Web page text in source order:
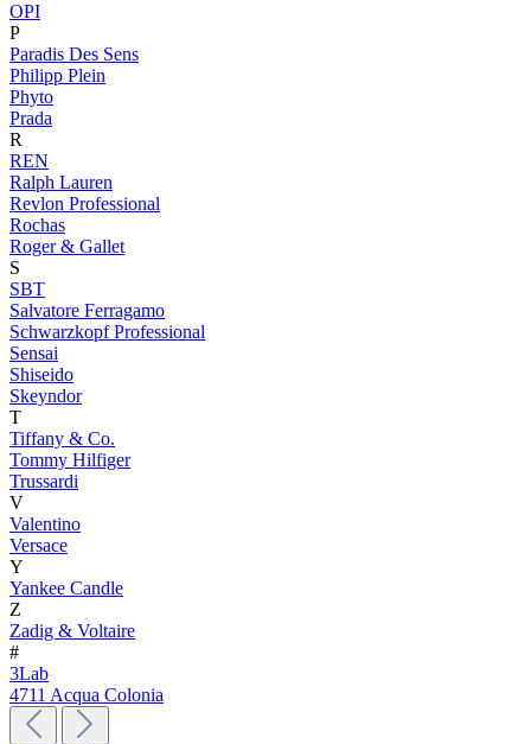
OPI
P
Paradis Des Sens
Philipp Plein
Phyto
Prada
R
REN
Ralph Lauren
Revlon Professional
Rochas
Roger & Gallet
S
SBT
Salvatore Ferragamo
Schwarzkopf Professional
Sensai
Shiseido
Skeyndor
T
Tiffany & Co.
Tommy Hilfiger
Trussardi
V
Valentino
Versace
Y
Yankee Candle
Z
Zadig & Voltaire
#
3Lab
4711 Acqua Colonia